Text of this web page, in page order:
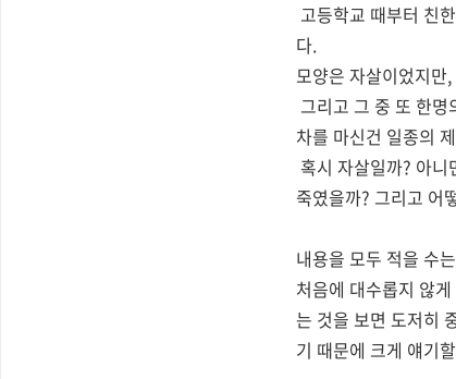
고등학교 때부터 친
다.
모양은 자살이었지만
그리고 그 중 또 한
차를 마신건 일종의
혹시 자살일까? 아
죽였을까? 그리고 어
내용을 모두 적을 수
처음에 대수롭지 않
는 것을 보면 도저히
기 때문에 크게 얘기